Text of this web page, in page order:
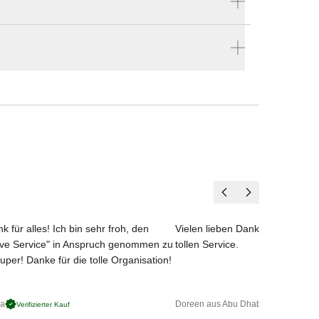
für alles! Ich bin sehr froh, den
Service" in Anspruch genommen zu
Danke für die tolle Organisation!
Verifizierter Kauf
Vielen lieben Dank für das
tollen Service.
Doreen aus Abu Dhabi